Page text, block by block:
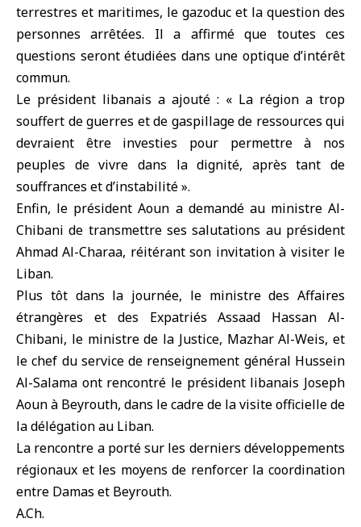
terrestres et maritimes, le gazoduc et la question des
personnes arrêtées. Il a affirmé que toutes ces
questions seront étudiées dans une optique d’intérêt
commun.
Le président libanais a ajouté : « La région a trop
souffert de guerres et de gaspillage de ressources qui
devraient être investies pour permettre à nos
peuples de vivre dans la dignité, après tant de
souffrances et d’instabilité ».
Enfin, le président Aoun a demandé au ministre Al-
Chibani de transmettre ses salutations au président
Ahmad Al-Charaa, réitérant son invitation à visiter le
Liban.
Plus tôt dans la journée, le ministre des Affaires
étrangères et des Expatriés Assaad Hassan Al-
Chibani, le ministre de la Justice, Mazhar Al-Weis, et
le chef du service de renseignement général Hussein
Al-Salama ont rencontré le président libanais Joseph
Aoun à Beyrouth, dans le cadre de la visite officielle de
la délégation au Liban.
La rencontre a porté sur les derniers développements
régionaux et les moyens de renforcer la coordination
entre Damas et Beyrouth.
A.Ch.